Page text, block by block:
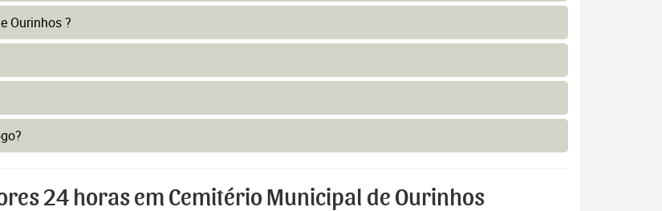
Ourinhos ?
24 horas em Cemitério Municipal de Ourinhos